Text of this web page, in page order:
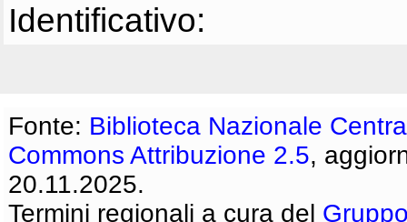
Identificativo:
Fonte: Biblioteca Nazionale
Commons Attribuzione 2.5,
20.11.2025.
Termini regionali a cura del